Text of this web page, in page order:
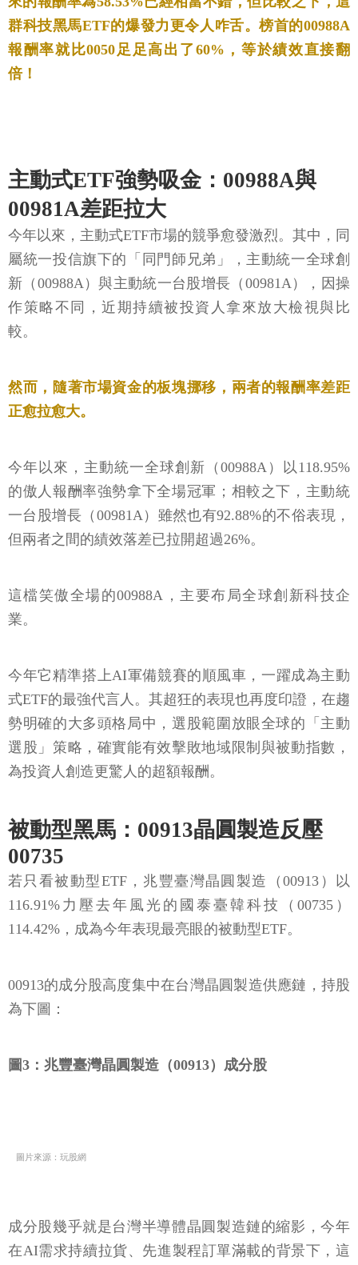
群科技黑馬ETF的爆發力更令人咋舌。榜首的00988A
報酬率就比0050足足高出了60%，等於績效直接翻
倍！
主動式ETF強勢吸金：00988A與
00981A差距拉大
今年以來，主動式ETF市場的競爭愈發激烈。其中，同
屬統一投信旗下的「同門師兄弟」，主動統一全球創
新（00988A）與主動統一台股增長（00981A），因操
作策略不同，近期持續被投資人拿來放大檢視與比
較。
然而，隨著市場資金的板塊挪移，兩者的報酬率差距
正愈拉愈大。
今年以來，主動統一全球創新（00988A）以118.95%
的傲人報酬率強勢拿下全場冠軍；相較之下，主動統
一台股增長（00981A）雖然也有92.88%的不俗表現，
但兩者之間的績效落差已拉開超過26%。
這檔笑傲全場的00988A，主要布局全球創新科技企
業。
今年它精準搭上AI軍備競賽的順風車，一躍成為主動
式ETF的最強代言人。其超狂的表現也再度印證，在趨
勢明確的大多頭格局中，選股範圍放眼全球的「主動
選股」策略，確實能有效擊敗地域限制與被動指數，
為投資人創造更驚人的超額報酬。
被動型黑馬：00913晶圓製造反壓
00735
若只看被動型ETF，兆豐臺灣晶圓製造（00913）以
116.91%力壓去年風光的國泰臺韓科技（00735）
114.42%，成為今年表現最亮眼的被動型ETF。
00913的成分股高度集中在台灣晶圓製造供應鏈，持股
為下圖：
圖3：兆豐臺灣晶圓製造（00913）成分股
圖片來源：玩股網
成分股幾乎就是台灣半導體晶圓製造鏈的縮影，今年
在AI需求持續拉貨、先進製程訂單滿載的背景下，這